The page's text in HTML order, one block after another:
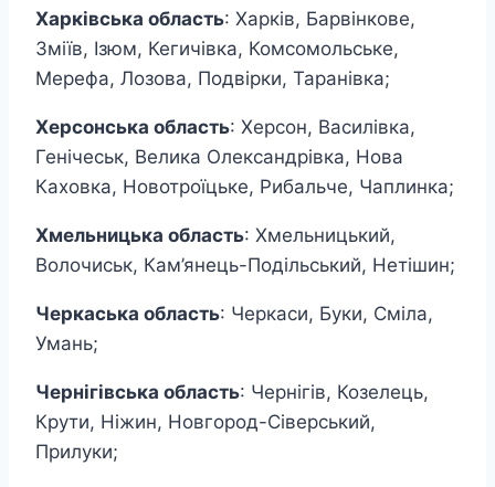
Харківська область: Харків, Барвінкове,
Зміїв, Ізюм, Кегичівка, Комсомольське,
Мерефа, Лозова, Подвірки, Таранівка;
Херсонська область: Херсон, Василівка,
Генічеськ, Велика Олександрівка, Нова
Каховка, Новотроїцьке, Рибальче, Чаплинка;
Хмельницька область: Хмельницький,
Волочиськ, Кам’янець-Подільський, Нетішин;
Черкаська область: Черкаси, Буки, Сміла,
Умань;
Чернігівська область: Чернігів, Козелець,
Крути, Ніжин, Новгород-Сіверський,
Прилуки;